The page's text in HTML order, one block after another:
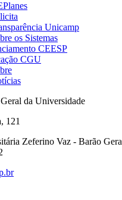
Unicamp
os Sistemas
CEESP
CGU
da Universidade
121
Zeferino Vaz - Barão